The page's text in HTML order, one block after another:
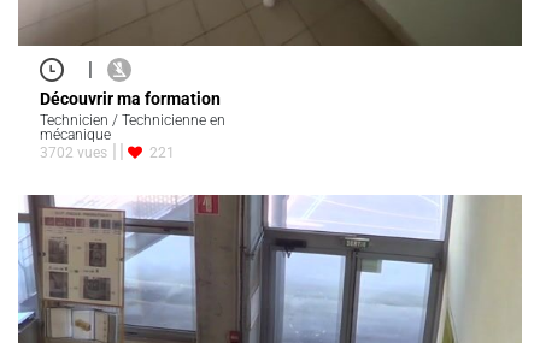
|
Découvrir ma formation
Technicien / Technicienne en
mécanique
3702 vues
221